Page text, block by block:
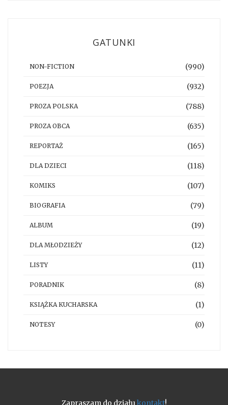
GATUNKI
NON-FICTION (990)
POEZJA (932)
PROZA POLSKA (788)
PROZA OBCA (635)
REPORTAŻ (165)
DLA DZIECI (118)
KOMIKS (107)
BIOGRAFIA (79)
ALBUM (19)
DLA MŁODZIEŻY (12)
LISTY (11)
PORADNIK (8)
KSIĄŻKA KUCHARSKA (1)
NOTESY (0)
Zapraszam do działu kontakt!